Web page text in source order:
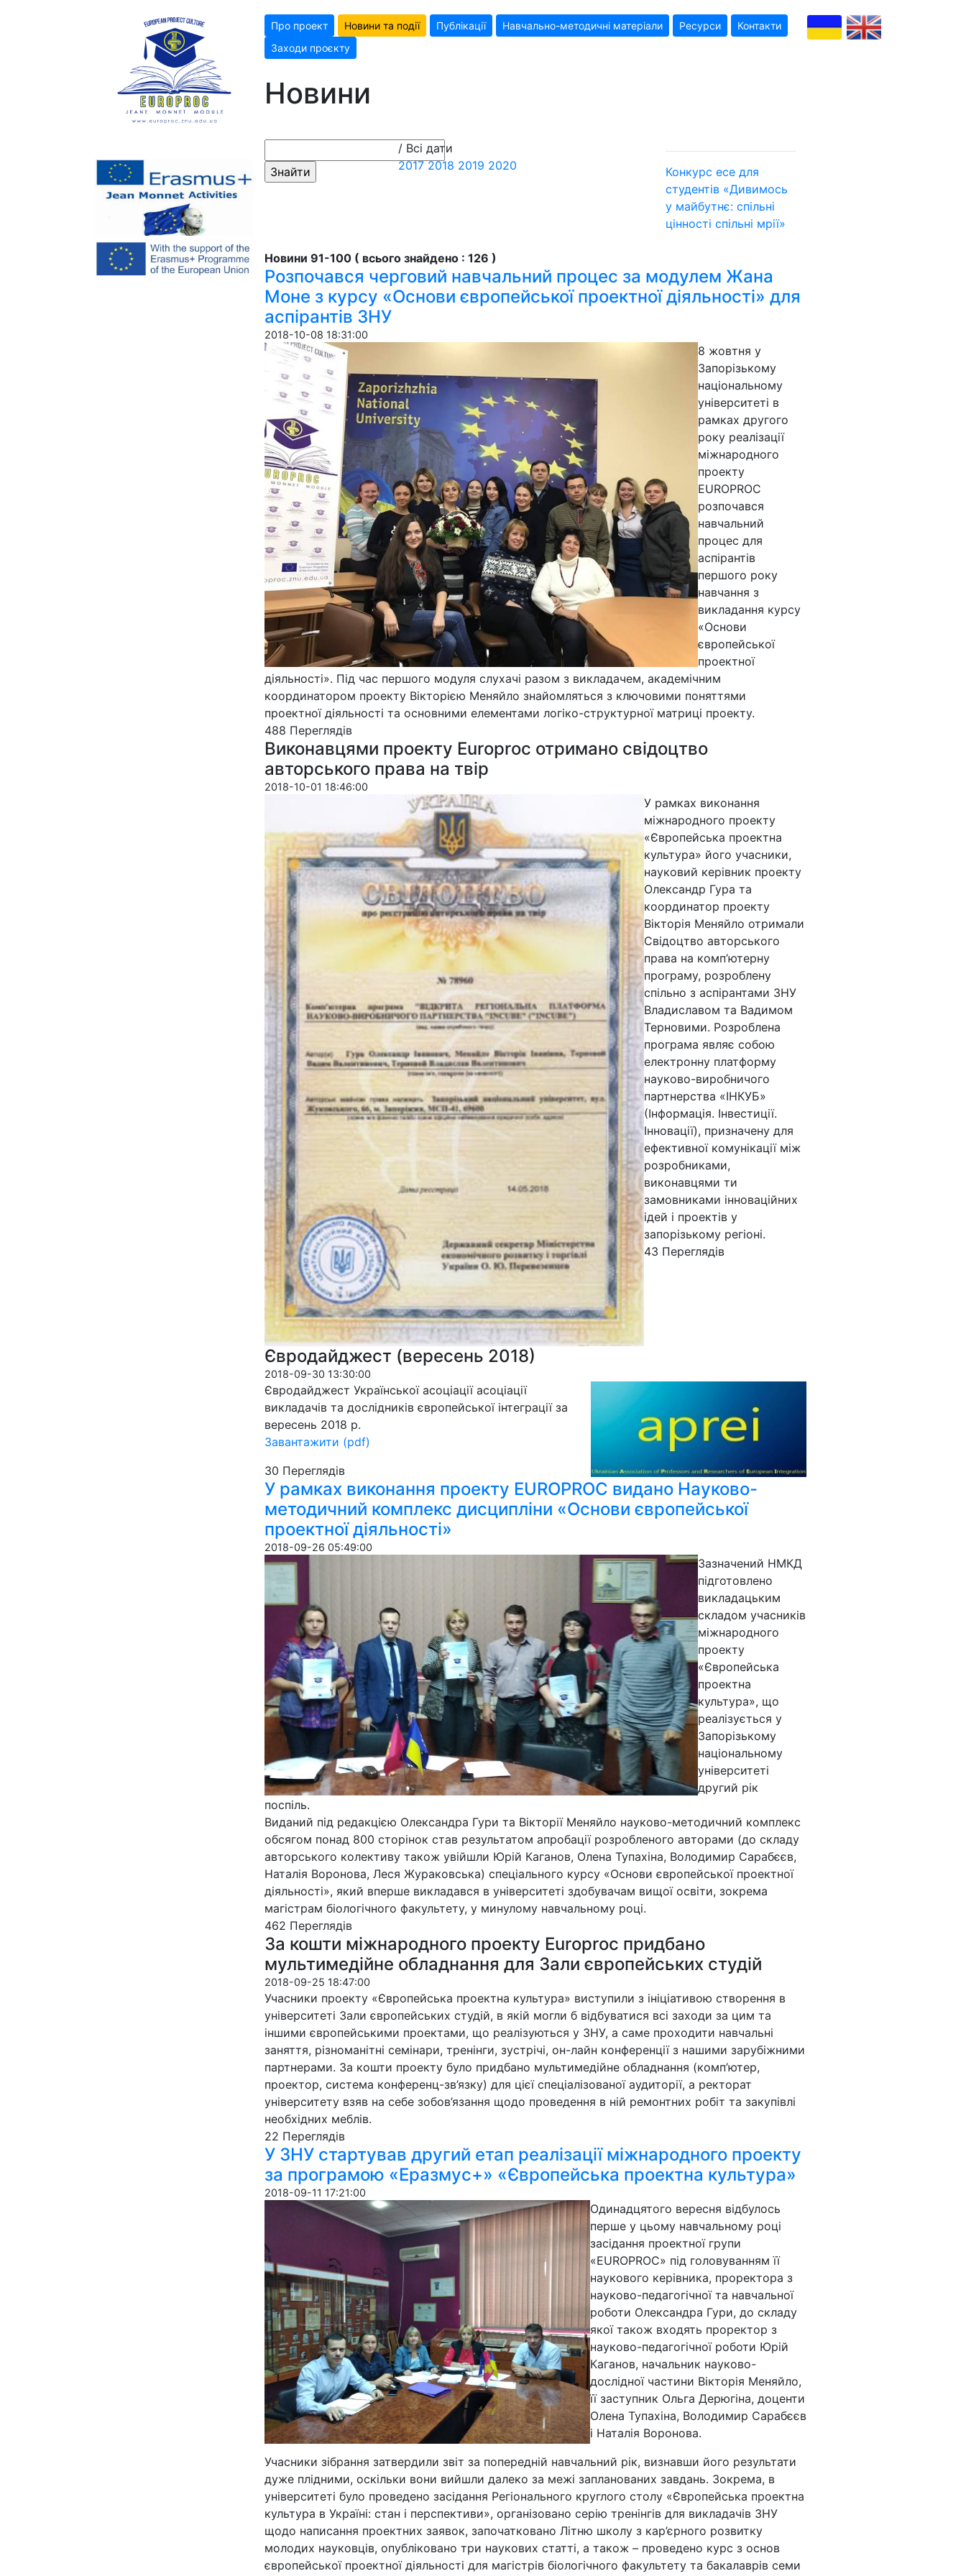
Про проект Новини та події Публікації Навчально-методичні матеріали Ресурси
Контакти
Заходи проєкту
Новини
/ Всі дати
2017 2018 2019 2020
Конкурс есе для
студентів «Дивимось
у майбутнє: спільні
цінності спільні мрії»
Новини 91-100 ( всього знайдено : 126 )
Розпочався черговий навчальний процес за модулем Жана
Моне з курсу «Основи європейської проектної діяльності» для
аспірантів ЗНУ
2018-10-08 18:31:00
8 жовтня у
Запорізькому
національному
університеті в
рамках другого
року реалізації
міжнародного
проекту
EUROPROC
розпочався
навчальний
процес для
аспірантів
першого року
навчання з
викладання курсу
«Основи
європейської
проектної
діяльності». Під час першого модуля слухачі разом з викладачем, академічним
координатором проекту Вікторією Меняйло знайомляться з ключовими поняттями
проектної діяльності та основними елементами логіко-структурної матриці проекту.
488 Пере­гля­дів
Виконавцями проекту Europroc отримано свідоцтво
авторського права на твір
2018-10-01 18:46:00
У рамках виконання
міжнародного проекту
«Європейська проектна
культура» його учасники,
науковий керівник проекту
Олександр Гура та
координатор проекту
Вікторія Меняйло отримали
Свідоцтво авторського
права на комп’ютерну
програму, розроблену
спільно з аспірантами ЗНУ
Владиславом та Вадимом
Терновими. Розроблена
програма являє собою
електронну платформу
науково-виробничого
партнерства «ІНКУБ»
(Інформація. Інвестиції.
Інновації), призначену для
ефективної комунікації між
розробниками,
виконавцями ти
замовниками інноваційних
ідей і проектів у
запорізькому регіоні.
43 Пере­гля­дів
Євродайджест (вересень 2018)
2018-09-30 13:30:00
Євродайджест Української асоціації асоціації
викладачів та дослідників європейської інтеграції за
вересень 2018 р.
Завантажити (pdf)
30 Пере­гля­дів
У рамках виконання проекту EUROPROC видано Науково-
методичний комплекс дисципліни «Основи європейської
проектної діяльності»
2018-09-26 05:49:00
Зазначений НМКД
підготовлено
викладацьким
складом учасників
міжнародного
проекту
«Європейська
проектна
культура», що
реалізується у
Запорізькому
національному
університеті
другий рік
поспіль.
Виданий під редакцією Олександра Гури та Вікторії Меняйло науково-методичний комплекс
обсягом понад 800 сторінок став результатом апробації розробленого авторами (до складу
авторського колективу також увійшли Юрій Каганов, Олена Тупахіна, Володимир Сарабєєв,
Наталія Воронова, Леся Жураковська) спеціального курсу «Основи європейської проектної
діяльності», який вперше викладався в університеті здобувачам вищої освіти, зокрема
магістрам біологічного факультету, у минулому навчальному році.
462 Пере­гля­дів
За кошти міжнародного проекту Europroc придбано
мультимедійне обладнання для Зали європейських студій
2018-09-25 18:47:00
Учасники проекту «Європейська проектна культура» виступили з ініціативою створення в
університеті Зали європейських студій, в якій могли б відбуватися всі заходи за цим та
іншими європейськими проектами, що реалізуються у ЗНУ, а саме проходити навчальні
заняття, різноманітні семінари, тренінги, зустрічі, он-лайн конференції з нашими зарубіжними
партнерами. За кошти проекту було придбано мультимедійне обладнання (комп’ютер,
проектор, система конференц-зв’язку) для цієї спеціалізованої аудиторії, а ректорат
університету взяв на себе зобов’язання щодо проведення в ній ремонтних робіт та закупівлі
необхідних меблів.
22 Пере­гля­дів
У ЗНУ стартував другий етап реалізації міжнародного проекту
за програмою «Еразмус+» «Європейська проектна культура»
2018-09-11 17:21:00
Одинадцятого вересня відбулось
перше у цьому навчальному році
засідання проектної групи
«EUROPROC» під головуванням її
наукового керівника, проректора з
науково-педагогічної та навчальної
роботи Олександра Гури, до складу
якої також входять проректор з
науково-педагогічної роботи Юрій
Каганов, начальник науково-
дослідної частини Вікторія Меняйло,
її заступник Ольга Дерюгіна, доценти
Олена Тупахіна, Володимир Сарабєєв
і Наталія Воронова.
Учасники зібрання затвердили звіт за попередній навчальний рік, визнавши його результати
дуже плідними, оскільки вони вийшли далеко за межі запланованих завдань. Зокрема, в
університеті було проведено засідання Регіонального круглого столу «Європейська проектна
культура в Україні: стан і перспективи», організовано серію тренінгів для викладачів ЗНУ
щодо написання проектних заявок, започатковано Літню школу з кар’єрного розвитку
молодих науковців, опубліковано три наукових статті, а також – проведено курс з основ
європейської проектної діяльності для магістрів біологічного факультету та бакалаврів семи